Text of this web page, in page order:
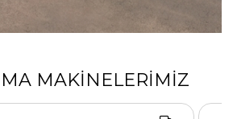
MAKINELERIMIZ